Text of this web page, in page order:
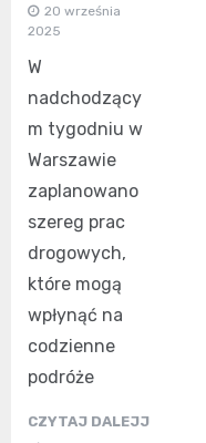
20 września
2025
W
nadchodzący
m tygodniu w
Warszawie
zaplanowano
szereg prac
drogowych,
które mogą
wpłynąć na
codzienne
podróże
CZYTAJ DALEJJ